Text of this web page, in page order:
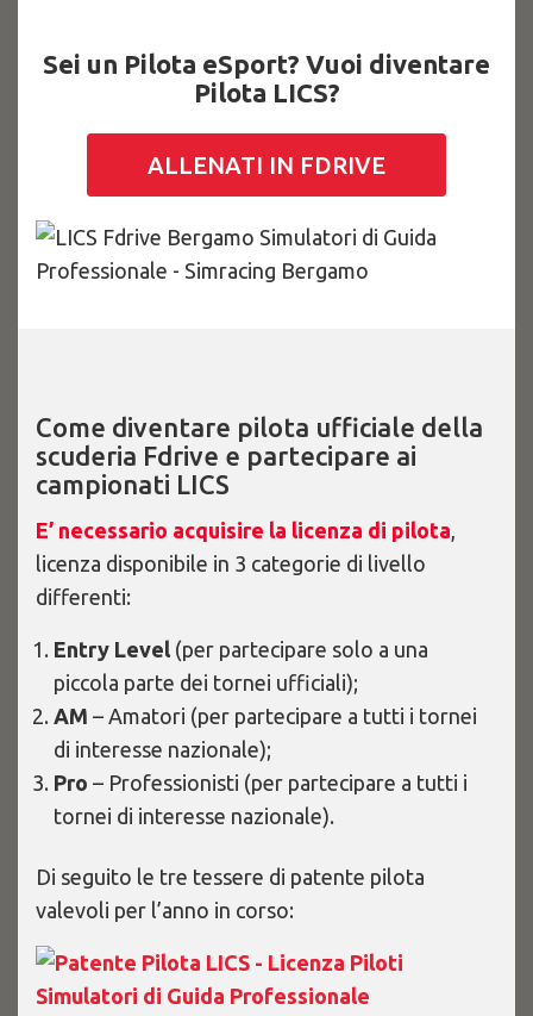
Sei un Pilota eSport? Vuoi diventare
Pilota LICS?
ALLENATI IN FDRIVE
Come diventare pilota ufficiale della
scuderia Fdrive e partecipare ai
campionati LICS
E’ necessario acquisire la licenza di pilota,
licenza disponibile in 3 categorie di livello
differenti:
Entry Level (per partecipare solo a una
piccola parte dei tornei ufficiali);
AM – Amatori (per partecipare a tutti i tornei
di interesse nazionale);
Pro – Professionisti (per partecipare a tutti i
tornei di interesse nazionale).
Di seguito le tre tessere di patente pilota
valevoli per l’anno in corso: